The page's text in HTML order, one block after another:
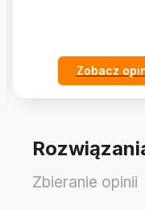
Zobacz
Zbieranie opinii